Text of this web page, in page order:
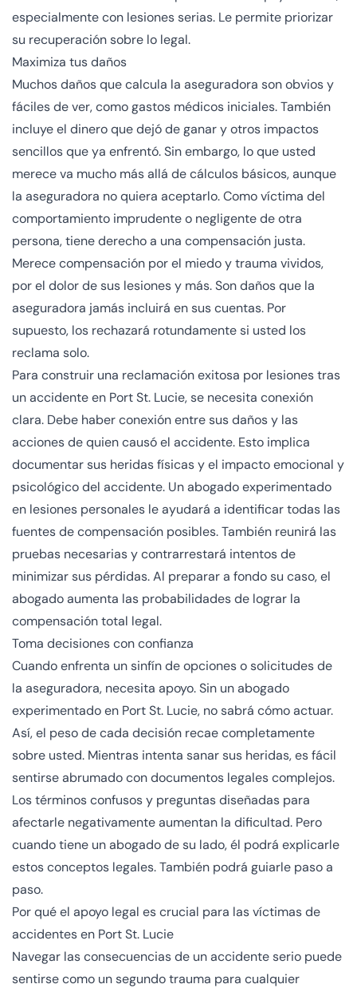
especialmente con lesiones serias. Le permite priorizar
su recuperación sobre lo legal.
Maximiza tus daños
Muchos daños que calcula la aseguradora son obvios y
fáciles de ver, como gastos médicos iniciales. También
incluye el dinero que dejó de ganar y otros impactos
sencillos que ya enfrentó. Sin embargo, lo que usted
merece va mucho más allá de cálculos básicos, aunque
la aseguradora no quiera aceptarlo. Como víctima del
comportamiento imprudente o negligente de otra
persona, tiene derecho a una compensación justa.
Merece compensación por el miedo y trauma vividos,
por el dolor de sus lesiones y más. Son daños que la
aseguradora jamás incluirá en sus cuentas. Por
supuesto, los rechazará rotundamente si usted los
reclama solo.
Para construir una reclamación exitosa por lesiones tras
un accidente en Port St. Lucie, se necesita conexión
clara. Debe haber conexión entre sus daños y las
acciones de quien causó el accidente. Esto implica
documentar sus heridas físicas y el impacto emocional y
psicológico del accidente. Un abogado experimentado
en lesiones personales le ayudará a identificar todas las
fuentes de compensación posibles. También reunirá las
pruebas necesarias y contrarrestará intentos de
minimizar sus pérdidas. Al preparar a fondo su caso, el
abogado aumenta las probabilidades de lograr la
compensación total legal.
Toma decisiones con confianza
Cuando enfrenta un sinfín de opciones o solicitudes de
la aseguradora, necesita apoyo. Sin un abogado
experimentado en Port St. Lucie, no sabrá cómo actuar.
Así, el peso de cada decisión recae completamente
sobre usted. Mientras intenta sanar sus heridas, es fácil
sentirse abrumado con documentos legales complejos.
Los términos confusos y preguntas diseñadas para
afectarle negativamente aumentan la dificultad. Pero
cuando tiene un abogado de su lado, él podrá explicarle
estos conceptos legales. También podrá guiarle paso a
paso.
Por qué el apoyo legal es crucial para las víctimas de
accidentes en Port St. Lucie
Navegar las consecuencias de un accidente serio puede
sentirse como un segundo trauma para cualquier